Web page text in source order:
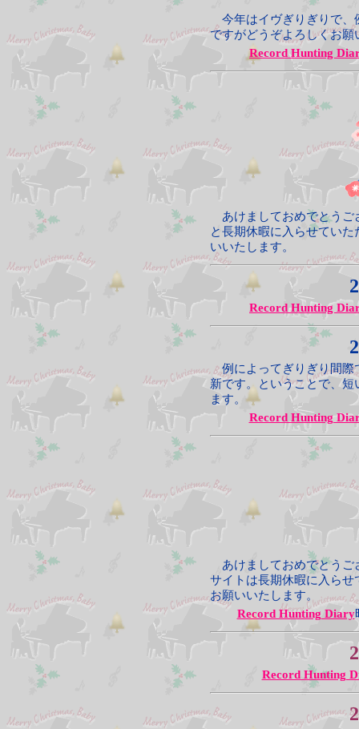
今年はイヴぎりぎりで、
ですがどうぞよろしくお願
Record Hunting
あけましておめでとうご
と長期休暇に入らせてい
いいたします。
Record Hunting
例によってぎりぎり間際
新です。ということで、
ます。
Record Hunting
あけましておめでとうご
サイトは長期休暇に入ら
お願いいたします。
Record Hunting Diary
Record Hunting